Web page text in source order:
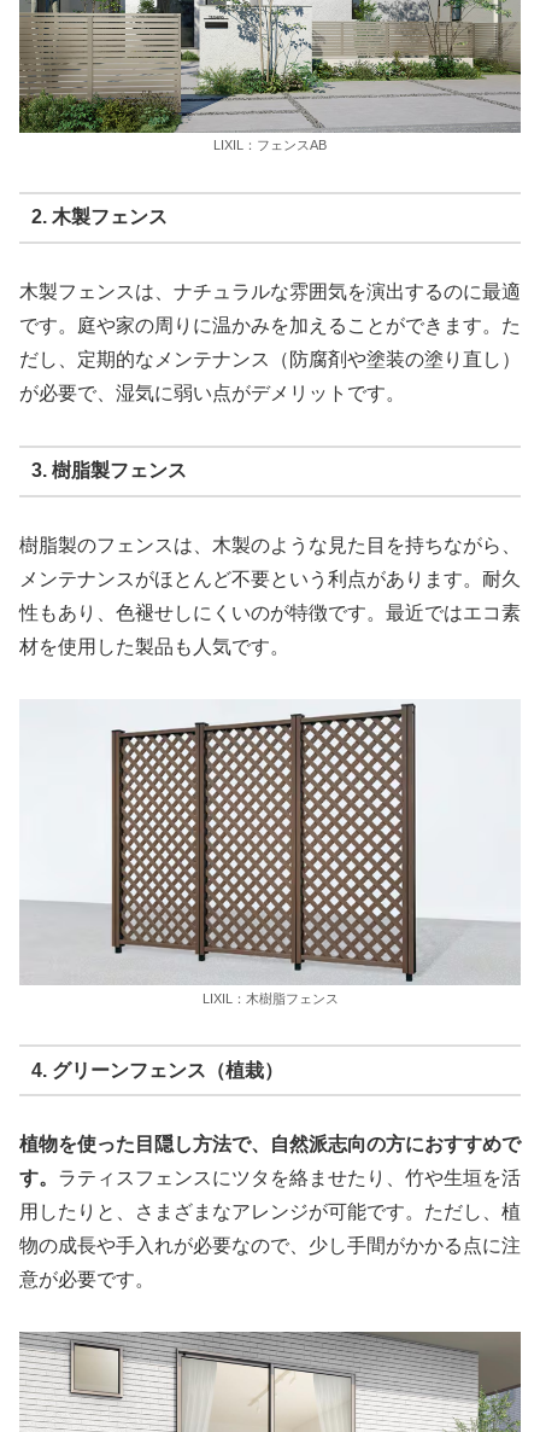
LIXIL：フェンスAB
2. 木製フェンス
木製フェンスは、ナチュラルな雰囲気を演出するのに最適
です。庭や家の周りに温かみを加えることができます。た
だし、定期的なメンテナンス（防腐剤や塗装の塗り直し）
が必要で、湿気に弱い点がデメリットです。
3. 樹脂製フェンス
樹脂製のフェンスは、木製のような見た目を持ちながら、
メンテナンスがほとんど不要という利点があります。耐久
性もあり、色褪せしにくいのが特徴です。最近ではエコ素
材を使用した製品も人気です。
LIXIL：木樹脂フェンス
4. グリーンフェンス（植栽）
植物を使った目隠し方法で、自然派志向の方におすすめで
す。 ラティスフェンスにツタを絡ませたり、竹や生垣を活
用したりと、さまざまなアレンジが可能です。ただし、植
物の成長や手入れが必要なので、少し手間がかかる点に注
意が必要です。